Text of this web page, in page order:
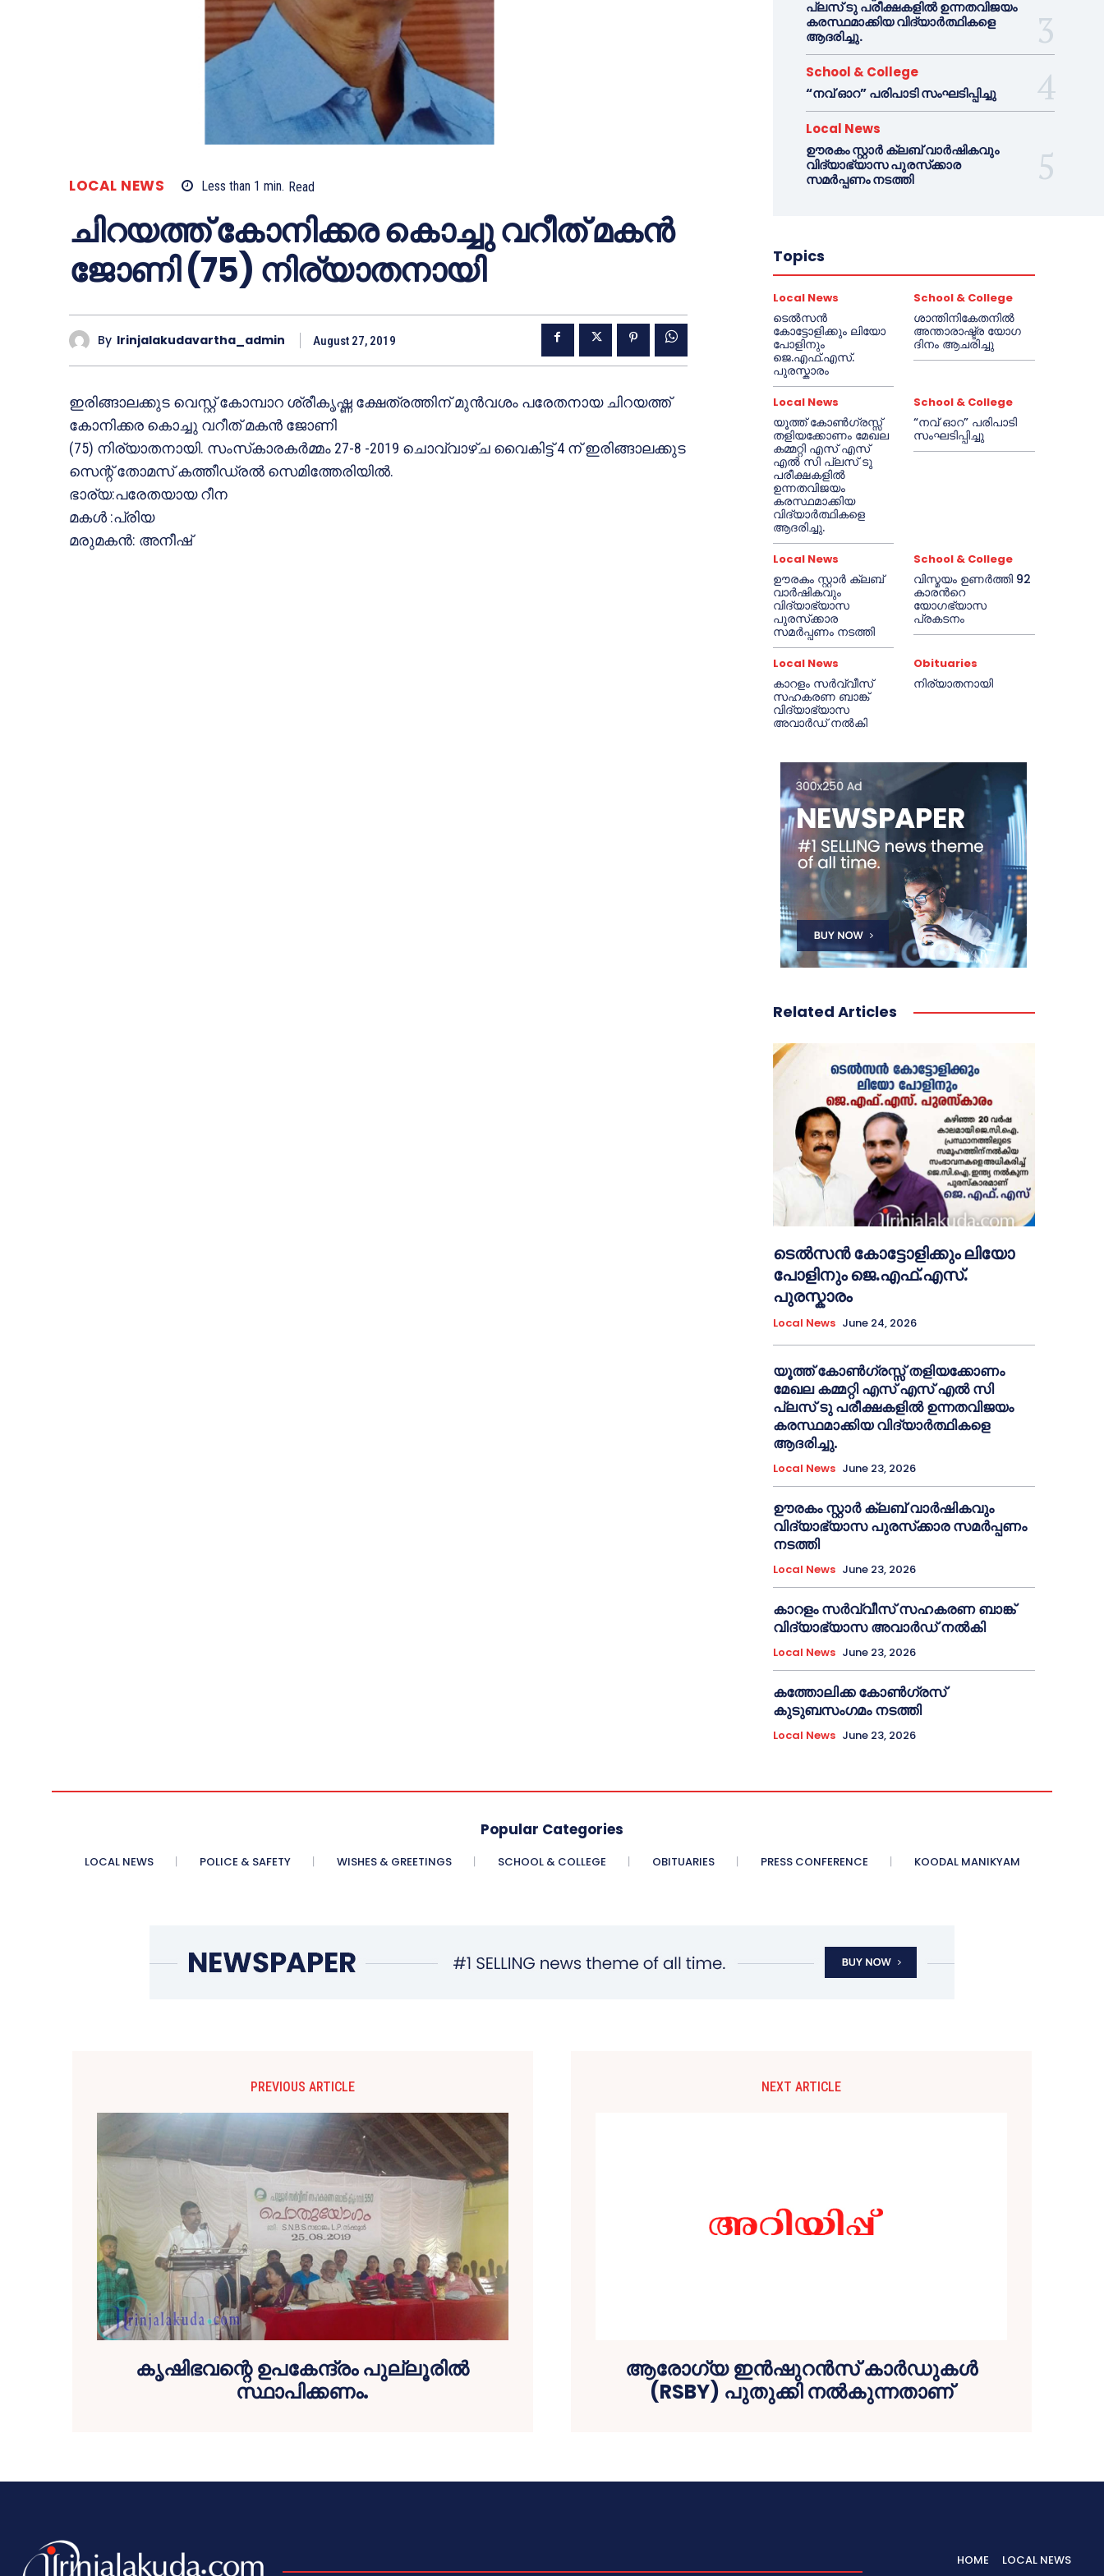
LOCAL NEWS Less than 1 min. Read
ചിറയത്ത് കോനിക്കര കൊച്ചു വറീത് മകന്‍
ജോണി (75) നിര്യാതനായി
By Irinjalakudavartha_admin August 27, 2019
ഇരിങ്ങാലക്കുട വെസ്റ്റ് കോമ്പാറ ശ്രീകൃഷ്ണ ക്ഷേത്രത്തിന് മുന്‍വശം പരേതനായ ചിറയത്ത്
കോനിക്കര കൊച്ചു വറീത് മകന്‍ ജോണി
(75) നിര്യാതനായി. സംസ്‌കാരകര്‍മ്മം 27-8 -2019 ചൊവ്വാഴ്ച വൈകിട്ട് 4 ന് ഇരിങ്ങാലക്കുട
സെന്റ് തോമസ് കത്തീഡ്രല്‍ സെമിത്തേരിയില്‍.
ഭാര്യ:പരേതയായ റീന
മകള്‍ :പ്രിയ
മരുമകന്‍: അനീഷ്
പ്ലസ് ടു പരീക്ഷകളിൽ ഉന്നതവിജയം
കരസ്ഥമാക്കിയ വിദ്യാർത്ഥികളെ
ആദരിച്ചു.
School & College
“നവ് ഓറ” പരിപാടി സംഘടിപ്പിച്ചു
Local News
ഊരകം സ്റ്റാർ ക്ലബ് വാർഷികവും
വിദ്യാഭ്യാസ പുരസ്‌ക്കാര
സമർപ്പണം നടത്തി
Topics
Local News
ടെൽസൻ
കോട്ടോളിക്കും ലിയോ
പോളിനും
ജെ.എഫ്.എസ്.
പുരസ്കാരം
School & College
ശാന്തിനികേതനിൽ
അന്താരാഷ്ട്ര യോഗ
ദിനം ആചരിച്ചു
Local News
യൂത്ത് കോൺഗ്രസ്സ്
തളിയക്കോണം മേഖല
കമ്മറ്റി എസ് എസ്
എൽ സി പ്ലസ് ടു
പരീക്ഷകളിൽ
ഉന്നതവിജയം
കരസ്ഥമാക്കിയ
വിദ്യാർത്ഥികളെ
ആദരിച്ചു.
School & College
“നവ് ഓറ” പരിപാടി
സംഘടിപ്പിച്ചു
Local News
ഊരകം സ്റ്റാർ ക്ലബ്
വാർഷികവും
വിദ്യാഭ്യാസ
പുരസ്‌ക്കാര
സമർപ്പണം നടത്തി
School & College
വിസ്മയം ഉണർത്തി 92
കാരൻറെ
യോഗഭ്യാസ
പ്രകടനം
Local News
കാറളം സർവ്വീസ്
സഹകരണ ബാങ്ക്
വിദ്യാഭ്യാസ
അവാർഡ് നൽകി
Obituaries
നിര്യാതനായി
Related Articles
ടെൽസൻ കോട്ടോളിക്കും ലിയോ
പോളിനും ജെ.എഫ്.എസ്.
പുരസ്കാരം
Local News June 24, 2026
യൂത്ത് കോൺഗ്രസ്സ് തളിയക്കോണം
മേഖല കമ്മറ്റി എസ് എസ് എൽ സി
പ്ലസ് ടു പരീക്ഷകളിൽ ഉന്നതവിജയം
കരസ്ഥമാക്കിയ വിദ്യാർത്ഥികളെ
ആദരിച്ചു.
Local News June 23, 2026
ഊരകം സ്റ്റാർ ക്ലബ് വാർഷികവും
വിദ്യാഭ്യാസ പുരസ്‌ക്കാര സമർപ്പണം
നടത്തി
Local News June 23, 2026
കാറളം സർവ്വീസ് സഹകരണ ബാങ്ക്
വിദ്യാഭ്യാസ അവാർഡ് നൽകി
Local News June 23, 2026
കത്തോലിക്ക കോൺഗ്രസ്
കുടുബസംഗമം നടത്തി
Local News June 23, 2026
Popular Categories
LOCAL NEWS POLICE & SAFETY WISHES & GREETINGS SCHOOL & COLLEGE OBITUARIES PRESS CONFERENCE KOODAL MANIKYAM
PREVIOUS ARTICLE
കൃഷിഭവന്റെ ഉപകേന്ദ്രം പുല്ലൂരില്‍
സ്ഥാപിക്കണം.
NEXT ARTICLE
ആരോഗ്യ ഇന്‍ഷുറന്‍സ് കാര്‍ഡുകള്‍
(RSBY) പുതുക്കി നല്‍കുന്നതാണ്
HOME
LOCAL NEWS